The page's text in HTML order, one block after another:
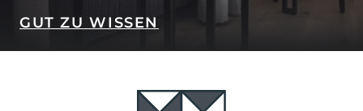
GUT ZU WISSEN